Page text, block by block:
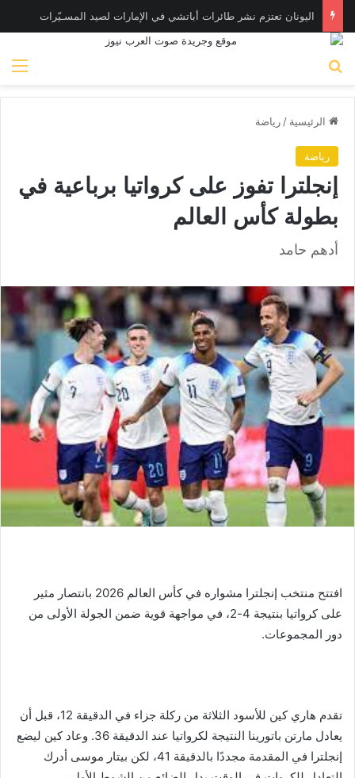
اليونان تعتزم نشر طائرات أباتشي في الإمارات لصيد المسـيّرات
الرئيسية / رياضة
رياضة
إنجلترا تفوز على كرواتيا برباعية في
بطولة كأس العالم
أدهم حامد
افتتح منتخب إنجلترا مشواره في كأس العالم 2026 بانتصار مثير
على كرواتيا بنتيجة 4-2، في مواجهة قوية ضمن الجولة الأولى من
دور المجموعات.
تقدم هاري كين للأسود الثلاثة من ركلة جزاء في الدقيقة 12، قبل أن
يعادل مارتن باتورينا النتيجة لكرواتيا عند الدقيقة 36. وعاد كين ليضع
إنجلترا في المقدمة مجددًا بالدقيقة 41، لكن بيتار موسى أدرك